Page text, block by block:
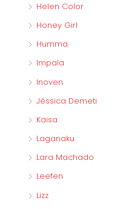
Helen Color
Honey Girl
Humma
Impala
Inoven
Jéssica Demeti
Kaisa
Laganaku
Lara Machado
Leefen
Lizz